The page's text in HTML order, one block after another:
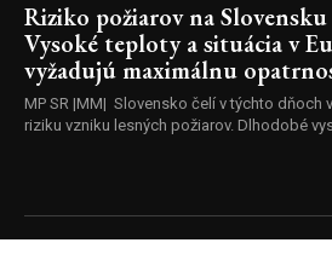
Riziko požiarov na
Vysoké teploty a situácia v
vyžadujú maximálnu
MP SR |MM| Slovensko čelí v týchto dňoch
riziku vzniku lesných požiarov. Dlhodobé